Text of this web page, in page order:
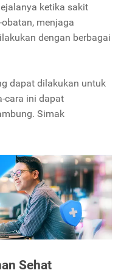
ketika sakit
menjaga
dengan berbagai
dapat dilakukan untuk
cara ini dapat
Simak
Sehat